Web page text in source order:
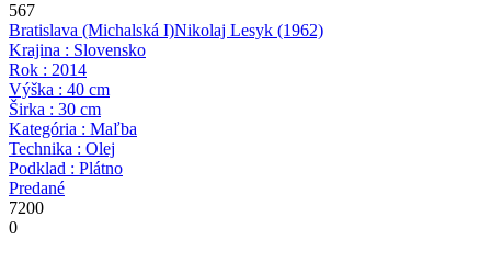
567
Bratislava (Michalská I)Nikolaj Lesyk (1962)
Krajina : Slovensko
Rok : 2014
Výška : 40 cm
Širka : 30 cm
Kategória : Maľba
Technika : Olej
Podklad : Plátno
Predané
7200
0